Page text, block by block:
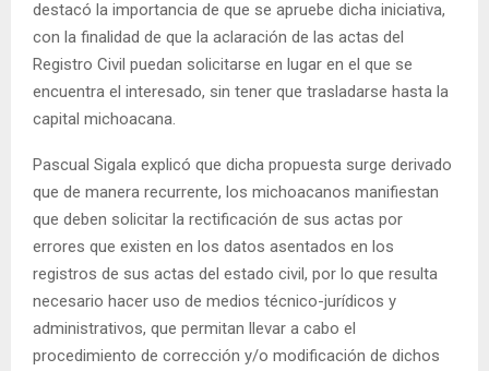
destacó la importancia de que se apruebe dicha iniciativa,
con la finalidad de que la aclaración de las actas del
Registro Civil puedan solicitarse en lugar en el que se
encuentra el interesado, sin tener que trasladarse hasta la
capital michoacana.
Pascual Sigala explicó que dicha propuesta surge derivado
que de manera recurrente, los michoacanos manifiestan
que deben solicitar la rectificación de sus actas por
errores que existen en los datos asentados en los
registros de sus actas del estado civil, por lo que resulta
necesario hacer uso de medios técnico-jurídicos y
administrativos, que permitan llevar a cabo el
procedimiento de corrección y/o modificación de dichos